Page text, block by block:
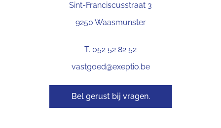
Sint-Franciscusstraat 3
9250 Waasmunster
T. 052 52 82 52
vastgoed@exeptio.be
Bel gerust bij vragen.